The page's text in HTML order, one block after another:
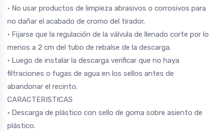
• No usar productos de limpieza abrasivos o corrosivos para
no dañar el acabado de cromo del tirador.
• Fijarse que la regulación de la válvula de llenado corte por lo
menos a 2 cm del tubo de rebalse de la descarga.
• Luego de instalar la descarga verificar que no haya
filtraciones o fugas de agua en los sellos antes de
abandonar el recinto.
CARACTERISTICAS
• Descarga de plástico con sello de goma sobre asiento de
plástico.